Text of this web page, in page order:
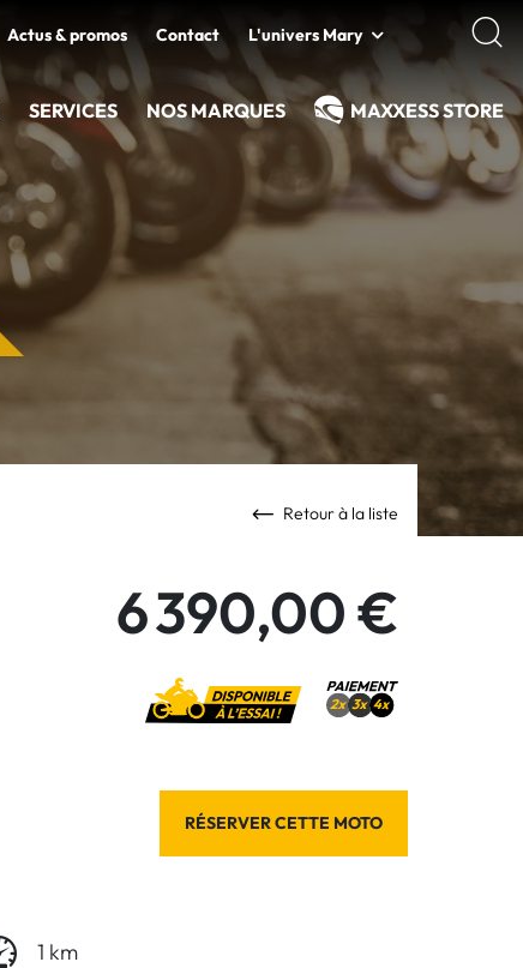
Actus & promos Contact L'univers Mary
SERVICES NOS MARQUES MAXXESS STORE
Retour à la liste
6 390,00 €
RÉSERVER CETTE MOTO
1 km